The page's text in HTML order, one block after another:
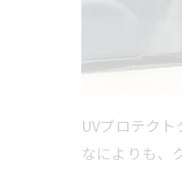
UVプロテク
なによりも、